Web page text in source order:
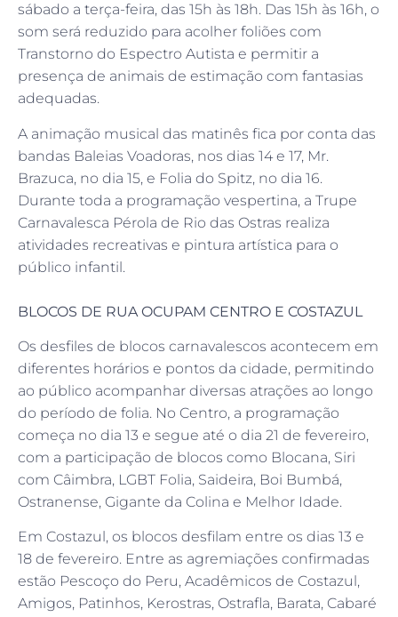
sábado a terça-feira, das 15h às 18h. Das 15h às 16h, o
som será reduzido para acolher foliões com
Transtorno do Espectro Autista e permitir a
presença de animais de estimação com fantasias
adequadas.
A animação musical das matinês fica por conta das
bandas Baleias Voadoras, nos dias 14 e 17, Mr.
Brazuca, no dia 15, e Folia do Spitz, no dia 16.
Durante toda a programação vespertina, a Trupe
Carnavalesca Pérola de Rio das Ostras realiza
atividades recreativas e pintura artística para o
público infantil.
BLOCOS DE RUA OCUPAM CENTRO E COSTAZUL
Os desfiles de blocos carnavalescos acontecem em
diferentes horários e pontos da cidade, permitindo
ao público acompanhar diversas atrações ao longo
do período de folia. No Centro, a programação
começa no dia 13 e segue até o dia 21 de fevereiro,
com a participação de blocos como Blocana, Siri
com Câimbra, LGBT Folia, Saideira, Boi Bumbá,
Ostranense, Gigante da Colina e Melhor Idade.
Em Costazul, os blocos desfilam entre os dias 13 e
18 de fevereiro. Entre as agremiações confirmadas
estão Pescoço do Peru, Acadêmicos de Costazul,
Amigos, Patinhos, Kerostras, Ostrafla, Barata, Cabaré